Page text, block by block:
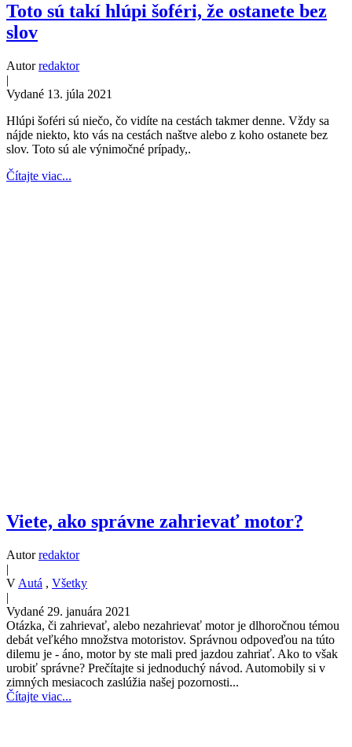
Toto sú takí hlúpi šoféri, že ostanete bez
slov
Autorredaktor
|
Vydané 13. júla 2021
Hlúpi šoféri sú niečo, čo vidíte na cestách takmer denne. Vždy sa
nájde niekto, kto vás na cestách naštve alebo z koho ostanete bez
slov. Toto sú ale výnimočné prípady,.
Čítajte viac...
Viete, ako správne zahrievať motor?
Autorredaktor
|
V Autá , Všetky
|
Vydané 29. januára 2021
Otázka, či zahrievať, alebo nezahrievať motor je dlhoročnou témou
debát veľkého množstva motoristov. Správnou odpoveďou na túto
dilemu je - áno, motor by ste mali pred jazdou zahriať. Ako to však
urobiť správne? Prečítajte si jednoduchý návod. Automobily si v
zimných mesiacoch zaslúžia našej pozornosti...
Čítajte viac...